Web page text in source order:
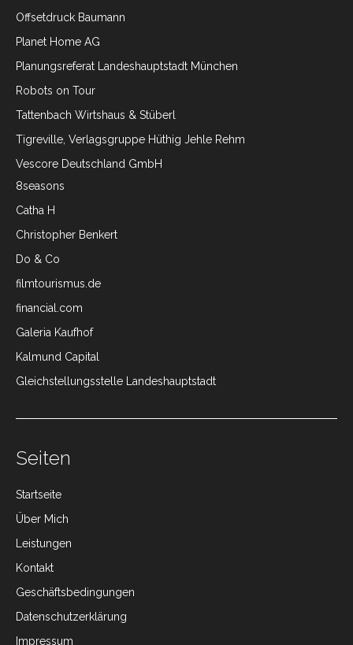
Offsetdruck Baumann
Planet Home AG
Planungsreferat Landeshauptstadt München
Robots on Tour
Tattenbach Wirtshaus & Stüberl
Tigreville, Verlagsgruppe Hüthig Jehle Rehm
Vescore Deutschland GmbH
8seasons
Catha H
Christopher Benkert
Do & Co
filmtourismus.de
financial.com
Galeria Kaufhof
Kalmund Capital
Gleichstellungsstelle Landeshauptstadt
Seiten
Startseite
Über Mich
Leistungen
Kontakt
Geschäftsbedingungen
Datenschutzerklärung
Impressum